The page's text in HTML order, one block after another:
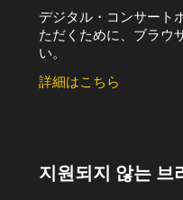
デジタル・コンサート
ただくために、ブラウ
い。
詳細はこちら
지원되지 않는 브